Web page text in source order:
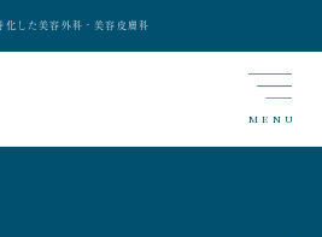
化した美容外科・美容皮膚科
MENU